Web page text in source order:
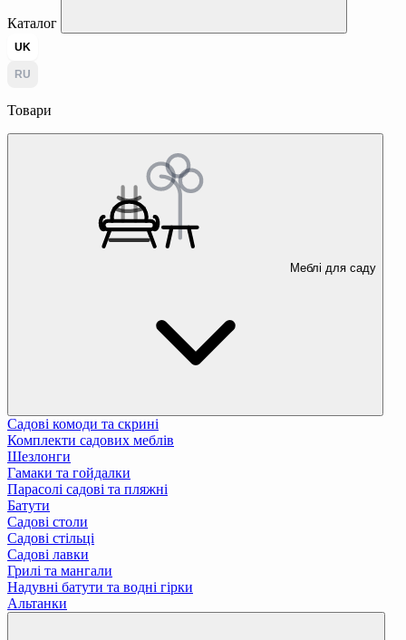
Каталог
UK
RU
Товари
Меблі для саду
Садові комоди та скрині
Комплекти садових меблів
Шезлонги
Гамаки та гойдалки
Парасолі садові та пляжні
Батути
Садові столи
Садові стільці
Садові лавки
Грилі та мангали
Надувні батути та водні гірки
Альтанки